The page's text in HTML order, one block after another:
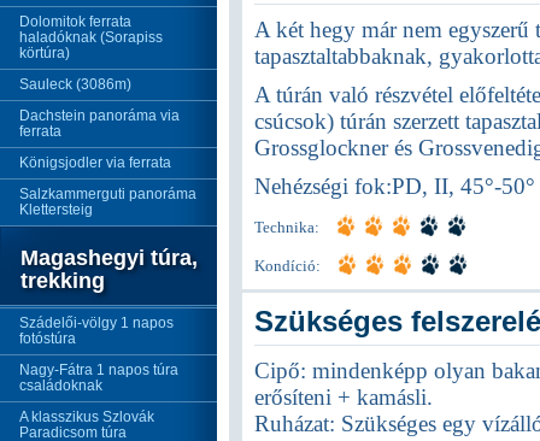
Dolomitok ferrata
haladóknak (Sorapiss
körtúra)
Sauleck (3086m)
Dachstein panoráma via
ferrata
Königsjodler via ferrata
Salzkammerguti panoráma
Klettersteig
Magashegyi túra,
trekking
Szádelői-völgy 1 napos
fotóstúra
Nagy-Fátra 1 napos túra
családoknak
A klasszikus Szlovák
Paradicsom túra
A két hegy már nem egyszerű
tapasztaltabbaknak,
A túrán való részvétel
csúcsok) túrán szerzett
Grossglockner és
Nehézségi fok:PD, II, 45°-50°
Technika:
Kondíció:
Szükséges
Cipő: mindenképp olyan
erősíteni + kamásli.
Ruházat: Szükséges egy